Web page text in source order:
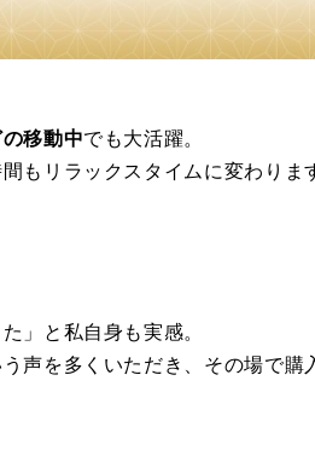
移動中でも大活躍。
もリラックスタイムに変わりま
」と私自身も実感。
声を多くいただき、その場で購